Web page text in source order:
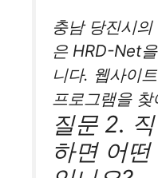
충남 당진시
은 HRD-Net
니다. 웹사이
프로그램을
질문 2.
하면 어